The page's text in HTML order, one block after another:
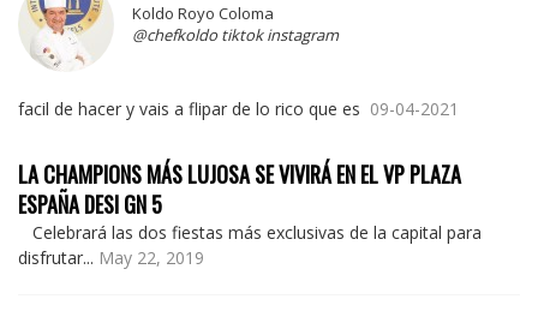
Koldo Royo Coloma
@chefkoldo tiktok instagram
facil de hacer y vais a flipar de lo rico que es 09-04-2021
LA CHAMPIONS MÁS LUJOSA SE VIVIRÁ EN EL VP PLAZA
ESPAÑA DESI GN 5
Celebrará las dos fiestas más exclusivas de la capital para
disfrutar... May 22, 2019